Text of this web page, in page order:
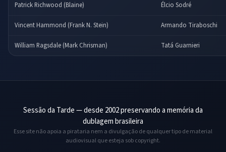
Patrick Richwood (Blaine) Élcio Sodré
Vincent Hammond (Frank N. Stein) Armando Tiraboschi
William Ragsdale (Mark Chrisman) Tatá Guarnieri
Sessão da Tarde — desde 2002 preservando a memória da
dublagem brasileira
Esse site não apoia a pirataria nem a divulgação de qualquer tipo de material
audiovisual que esteja sob copyright.